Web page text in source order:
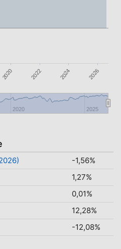
2020 2022 2024 2026
2020 2025
-1,56%
1,27%
0,01%
12,28%
-12,08%